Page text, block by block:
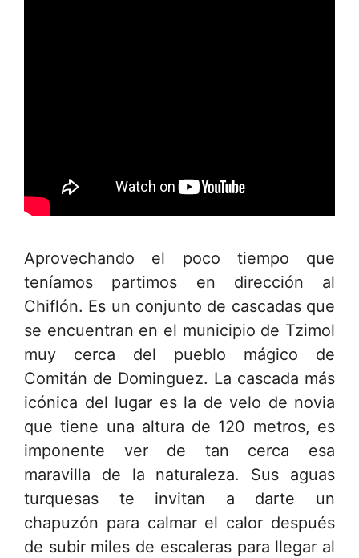
Aprovechando el poco tiempo que
teníamos partimos en dirección al
Chiflón. Es un conjunto de cascadas que
se encuentran en el municipio de Tzimol
muy cerca del pueblo mágico de
Comitán de Dominguez. La cascada más
icónica del lugar es la de velo de novia
que tiene una altura de 120 metros, es
imponente ver de tan cerca esa
maravilla de la naturaleza. Sus aguas
turquesas te invitan a darte un
chapuzón para calmar el calor después
de subir miles de escaleras para llegar al